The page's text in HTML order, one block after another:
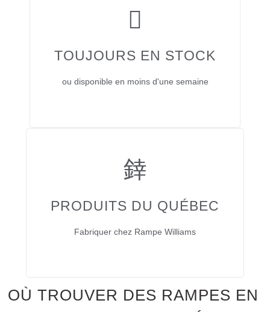
TOUJOURS EN STOCK
ou disponible en moins d'une semaine
PRODUITS DU QUÉBEC
Fabriquer chez Rampe Williams
OÙ TROUVER DES RAMPES EN